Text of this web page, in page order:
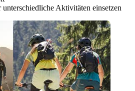
unterschiedliche Aktivitäten einsetzen